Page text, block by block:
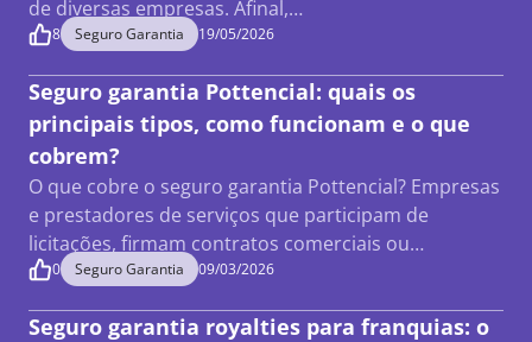
de diversas empresas. Afinal,…
8 Seguro Garantia 19/05/2026
Seguro garantia Pottencial: quais os
principais tipos, como funcionam e o que
cobrem?
O que cobre o seguro garantia Pottencial? Empresas
e prestadores de serviços que participam de
licitações, firmam contratos comerciais ou…
0 Seguro Garantia 09/03/2026
Seguro garantia royalties para franquias: o